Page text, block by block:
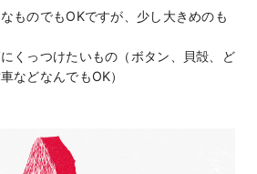
ものでもOKですが、少し大きめのも
くっつけたいもの（ボタン、貝殻、ど
などなんでもOK）